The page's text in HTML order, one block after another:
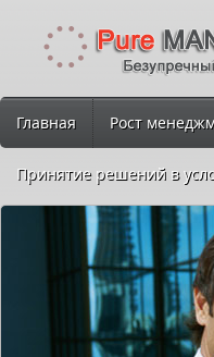
Главная Рост
Принятие решений в